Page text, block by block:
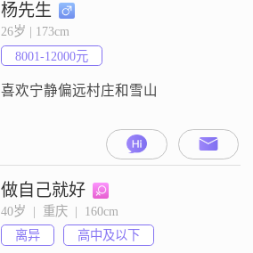
杨先生
26岁 | 173cm
8001-12000元
喜欢宁静偏远村庄和雪山
做自己就好
40岁  |  重庆  |  160cm
离异
高中及以下